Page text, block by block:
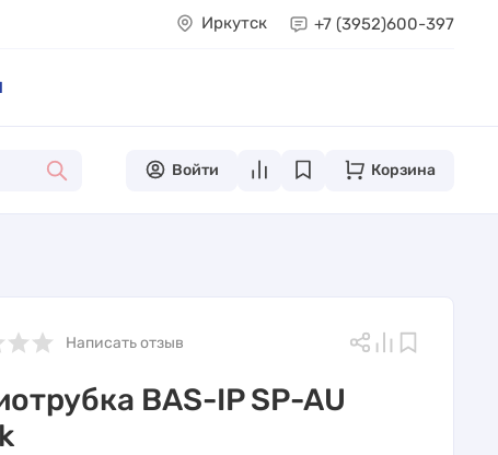
Иркутск +7 (3952)600-397
Войти Корзина
Написать отзыв
BAS-IP SP-AU